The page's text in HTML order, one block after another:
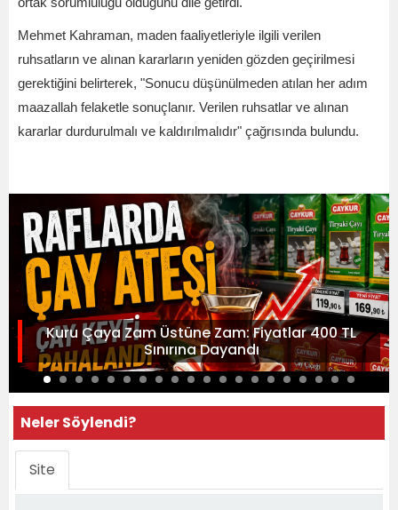
Mehmet Kahraman, maden faaliyetleriyle ilgili verilen
ruhsatların ve alınan kararların yeniden gözden geçirilmesi
gerektiğini belirterek, "Sonucu düşünülmeden atılan her adım
maazallah felaketle sonuçlanır. Verilen ruhsatlar ve alınan
kararlar durdurulmalı ve kaldırılmalıdır" çağrısında bulundu.
Kuru Çaya Zam Üstüne Zam: Fiyatlar 400 TL
Sınırına Dayandı
Neler Söylendi?
Site